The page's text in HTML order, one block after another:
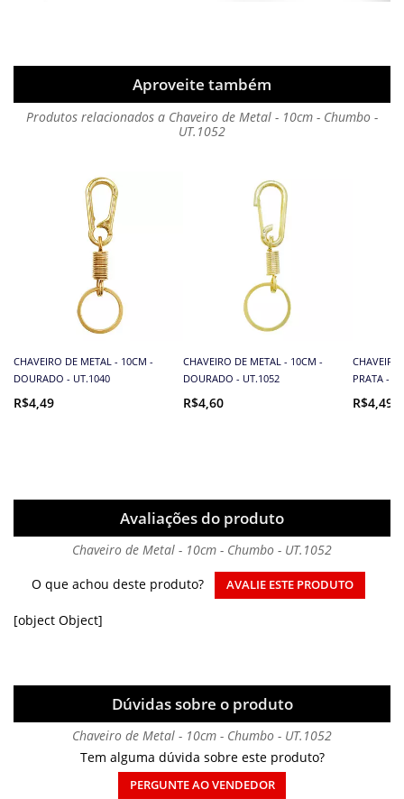
Aproveite também
Produtos relacionados a Chaveiro de Metal - 10cm - Chumbo -
UT.1052
CHAVEIRO DE METAL - 10CM -
DOURADO - UT.1040
R$4,49
CHAVEIRO DE METAL - 10CM -
DOURADO - UT.1052
R$4,60
PRATA -
R$4,49
Avaliações do produto
Chaveiro de Metal - 10cm - Chumbo - UT.1052
O que achou deste produto?
AVALIE ESTE PRODUTO
[object Object]
Dúvidas sobre o produto
Chaveiro de Metal - 10cm - Chumbo - UT.1052
Tem alguma dúvida sobre este produto?
PERGUNTE AO VENDEDOR